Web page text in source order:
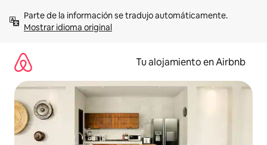
contenidoMostrar idioma original
Tu alojamiento en Airbnb